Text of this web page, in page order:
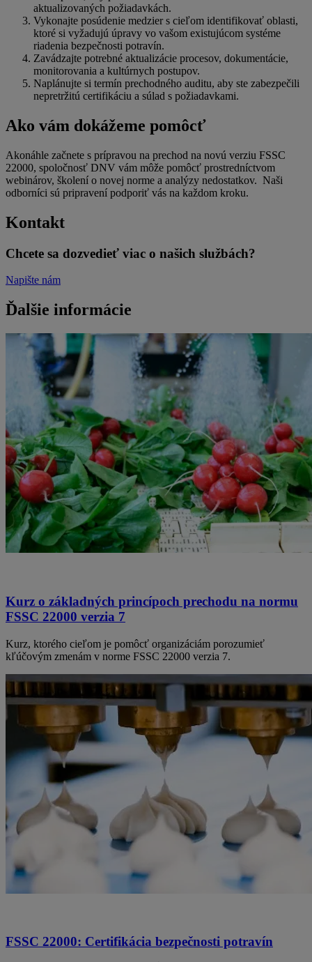
aktualizovaných požiadavkách.
Vykonajte posúdenie medzier s cieľom identifikovať oblasti,
ktoré si vyžadujú úpravy vo vašom existujúcom systéme
riadenia bezpečnosti potravín.
Zavádzajte potrebné aktualizácie procesov, dokumentácie,
monitorovania a kultúrnych postupov.
Naplánujte si termín prechodného auditu, aby ste zabezpečili
nepretržitú certifikáciu a súlad s požiadavkami.
Ako vám dokážeme pomôcť
Akonáhle začnete s prípravou na prechod na novú verziu FSSC
22000, spoločnosť DNV vám môže pomôcť prostredníctvom
webinárov, školení o novej norme a analýzy nedostatkov. Naši
odborníci sú pripravení podporiť vás na každom kroku.
Kontakt
Chcete sa dozvedieť viac o našich službách?
Napište nám
Ďalšie informácie
Kurz o základných princípoch prechodu na normu
FSSC 22000 verzia 7
Kurz, ktorého cieľom je pomôcť organizáciám porozumieť
kľúčovým zmenám v norme FSSC 22000 verzia 7.
FSSC 22000: Certifikácia bezpečnosti potravín